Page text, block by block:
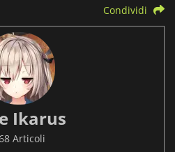
Condividi
Ikarus
Articoli